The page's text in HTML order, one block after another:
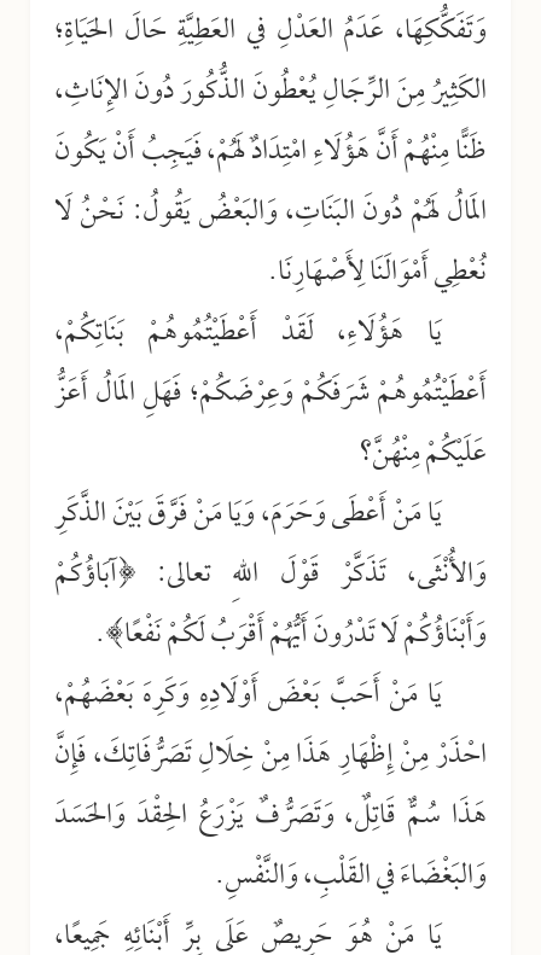
وَتَفَكُّكِهَا، عَدَمُ العَدْلِ في العَطِيَّةِ حَالَ الحَيَاةِ؛
الكَثِيرُ مِنَ الرِّجَالِ يُعْطُونَ الذُّكُورَ دُونَ الإِنَاثِ،
ظَنًّا مِنْهُمْ أَنَّ هَؤُلَاءِ امْتِدَادٌ لَهُمْ، فَيَجِبُ أَنْ يَكُونَ
المَالُ لَهُمْ دُونَ البَنَاتِ، وَالبَعْضُ يَقُولُ: نَحْنُ لَا
نُعْطِي أَمْوَالَنَا لِأَصْهَارِنَا.
يَا هَؤُلَاءِ، لَقَدْ أَعْطَيْتُمُوهُمْ بَنَاتِكُمْ،
أَعْطَيْتُمُوهُمْ شَرَفَكُمْ وَعِرْضَكُمْ؛ فَهَلِ المَالُ أَعَزُّ
عَلَيْكُمْ مِنْهُنَّ؟
يَا مَنْ أَعْطَى وَحَرَمَ، وَيَا مَنْ فَرَّقَ بَيْنَ الذَّكَرِ
وَالأُنْثَى، تَذَكَّرْ قَوْلَ اللهِ تعالى: ﴿آبَاؤُكُمْ
وَأَبْنَاؤُكُمْ لَا تَدْرُونَ أَيُّهُمْ أَقْرَبُ لَكُمْ نَفْعًا﴾.
يَا مَنْ أَحَبَّ بَعْضَ أَوْلَادِهِ وَكَرِهَ بَعْضَهُمْ،
احْذَرْ مِنْ إِظْهَارِ هَذَا مِنْ خِلَالِ تَصَرُّفَاتِكَ، فَإِنَّ
هَذَا سُمٌّ قَاتِلٌ، وَتَصَرُّفٌ يَزْرَعُ الحِقْدَ وَالحَسَدَ
وَالبَغْضَاءَ في القَلْبِ، وَالنَّفْسِ.
يَا مَنْ هُوَ حَرِيصٌ عَلَى بِرِّ أَبْنَائِهِ جَمِيعًا،